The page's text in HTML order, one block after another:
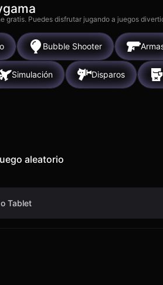
gratis. Puedes disfrutar jugando a juegos
Bubble Shooter
Simulación Disparos
aleatorio
Tablet